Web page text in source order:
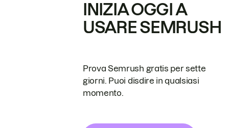
INIZIA OGGI A
USARE SEMRUSH
Prova Semrush gratis per sette
giorni. Puoi disdire in qualsiasi
momento.